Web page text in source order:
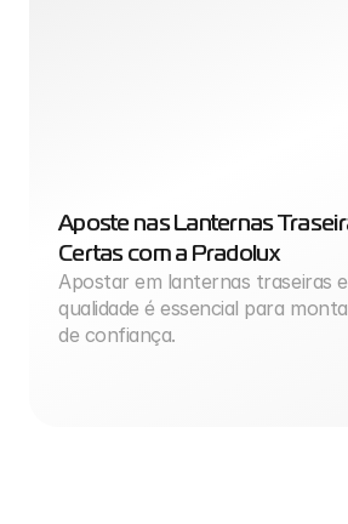
Aposte nas Lanternas
Certas com a Pradolux
Apostar em lanternas traseiras
qualidade é essencial para
de confiança.